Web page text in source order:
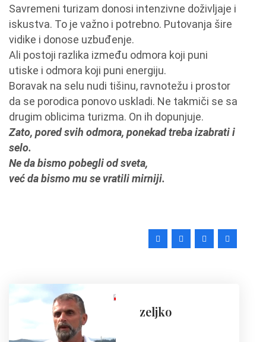
Savremeni turizam donosi intenzivne doživljaje i
iskustva. To je važno i potrebno. Putovanja šire
vidike i donose uzbuđenje.
Ali postoji razlika između odmora koji puni
utiske i odmora koji puni energiju.
Boravak na selu nudi tišinu, ravnotežu i prostor
da se porodica ponovo uskladi. Ne takmiči se sa
drugim oblicima turizma. On ih dopunjuje.
Zato, pored svih odmora, ponekad treba izabrati i
selo.
Ne da bismo pobegli od sveta,
već da bismo mu se vratili mirniji.
zeljko